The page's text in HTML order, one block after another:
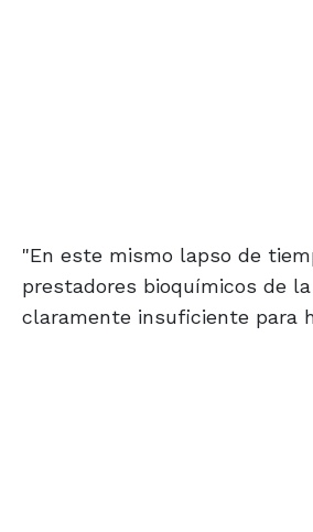
"En este mismo lapso de
prestadores bioquímicos de
claramente insuficiente para